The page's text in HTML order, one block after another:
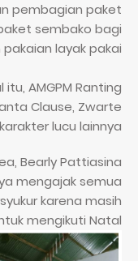
pembagian paket
sembako bagi
layak pakai.
AMGPM Ranting
Clause, Zwarte
lucu lainnya.
Bearly Pattiasina
mengajak semua
karena masih
mengikuti Natal.